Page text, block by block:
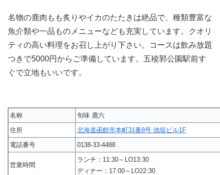
名物の鹿肉もも炙りやイカのたたきは絶品で、種類豊富な
魚介類や一品ものメニューなども充実しています。クオリ
ティの高い料理をお召し上がり下さい。コースは飲み放題
つきで5000円からご準備しています。五稜郭公園駅前す
ぐで立地もいいです。
名称
旬味 鹿六
住所
北海道函館市本町31番8号 池垣ビル1F
電話番号
0138-33-4488
営業時間
ランチ：11:30～LO13:30
ディナー：17:00～LO22:30